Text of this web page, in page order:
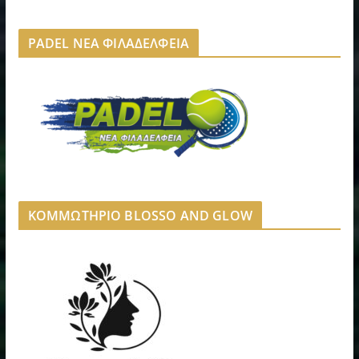
PADEL ΝΕΑ ΦΙΛΑΔΕΛΦΕΙΑ
ΚΟΜΜΩΤΗΡΙΟ BLOSSO AND GLOW